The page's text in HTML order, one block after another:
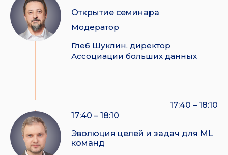
Открытие семинара
Модератор
Глеб Шуклин, директор
Ассоциации больших данных
17:40 – 18:10
17:40 – 18:10
Эволюция целей и задач для ML
команд